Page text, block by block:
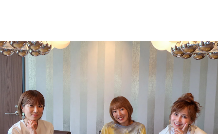
トピックス
TBS Podcast
お知らせ
イベント・グッズ
YouTube
会社情報